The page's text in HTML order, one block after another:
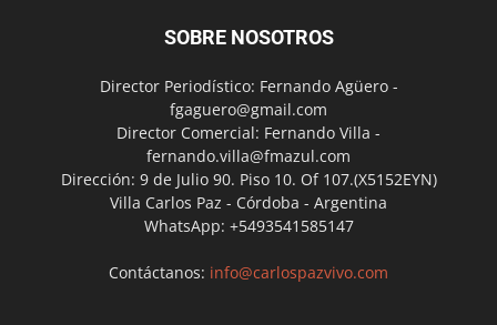
SOBRE NOSOTROS
Director Periodístico: Fernando Agüero -
fgaguero@gmail.com
Director Comercial: Fernando Villa -
fernando.villa@fmazul.com
Dirección: 9 de Julio 90. Piso 10. Of 107.(X5152EYN)
Villa Carlos Paz - Córdoba - Argentina
WhatsApp: +5493541585147
Contáctanos: info@carlospazvivo.com